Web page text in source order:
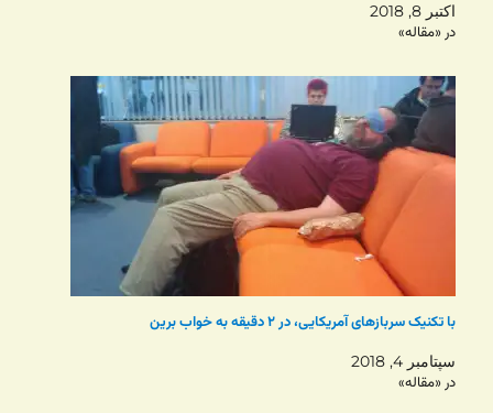
اکتبر 8, 2018
در «مقاله»
با تکنیک سربازهای آمریکایی، در ۲ دقیقه به خواب برین
سپتامبر 4, 2018
در «مقاله»